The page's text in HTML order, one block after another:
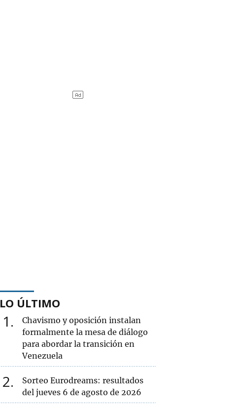
LO ÚLTIMO
1
Chavismo y oposición instalan
formalmente la mesa de diálogo
para abordar la transición en
Venezuela
2
Sorteo Eurodreams: resultados
del jueves 6 de agosto de 2026